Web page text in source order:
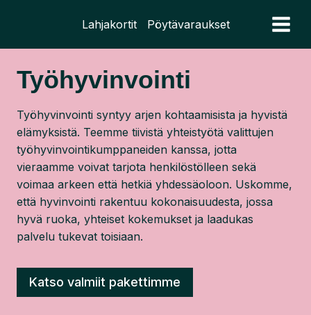
Lahjakortit Pöytävaraukset
Työhyvinvointi
Työhyvinvointi syntyy arjen kohtaamisista ja hyvistä
elämyksistä. Teemme tiivistä yhteistyötä valittujen
työhyvinvointikumppaneiden kanssa, jotta
vieraamme voivat tarjota henkilöstölleen sekä
voimaa arkeen että hetkiä yhdessäoloon. Uskomme,
että hyvinvointi rakentuu kokonaisuudesta, jossa
hyvä ruoka, yhteiset kokemukset ja laadukas
palvelu tukevat toisiaan.
Katso valmiit pakettimme